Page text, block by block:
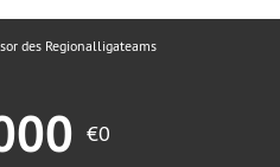
des Regionalligateams
€0